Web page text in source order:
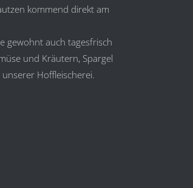
kommend direkt am
gewohnt auch tagesfrisch
und Kräutern, Spargel
Hoffleischerei.